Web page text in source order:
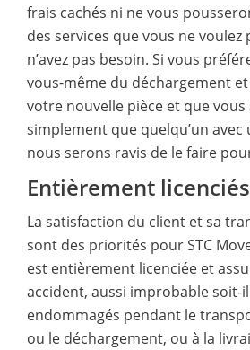
frais cachés ni ne vous
des services que vous ne voulez
n’avez pas besoin. Si vous
vous-même du déchargement
votre nouvelle pièce et que vous
simplement que quelqu’un avec
nous serons ravis de le faire
Entièrement
La satisfaction du client et sa
sont des priorités pour STC
est entièrement licenciée et
accident, aussi improbable soit-
endommagés pendant le
ou le déchargement, ou à la